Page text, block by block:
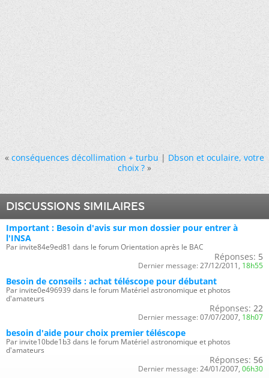
« conséquences décollimation + turbu|Dbson et oculaire, votre
choix ? »
DISCUSSIONS SIMILAIRES
Important : Besoin d'avis sur mon dossier pour entrer à
l'INSA
Par invite84e9ed81 dans le forum Orientation après le BAC
Réponses: 5
Dernier message: 27/12/2011, 18h55
Besoin de conseils : achat téléscope pour débutant
Par invite0e496939 dans le forum Matériel astronomique et photos
d'amateurs
Réponses: 22
Dernier message: 07/07/2007, 18h07
besoin d'aide pour choix premier téléscope
Par invite10bde1b3 dans le forum Matériel astronomique et photos
d'amateurs
Réponses: 56
Dernier message: 24/01/2007, 06h30